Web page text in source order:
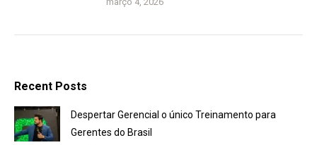
Recent Posts
Despertar Gerencial o único Treinamento para
Gerentes do Brasil